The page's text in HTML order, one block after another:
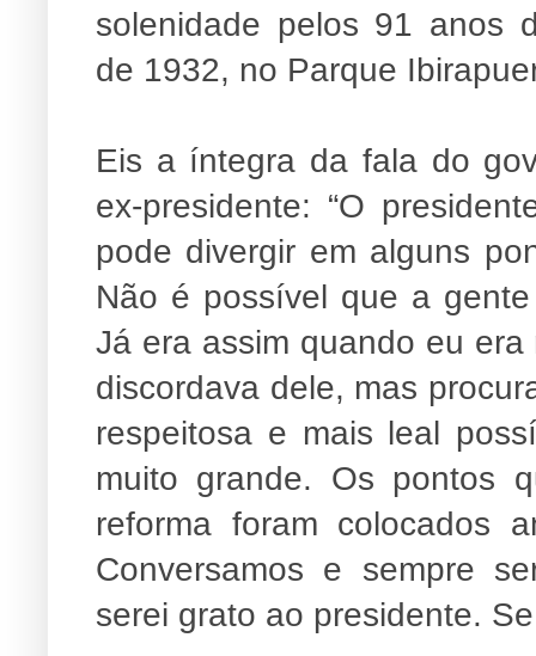
solenidade pelos 91 anos
de 1932, no Parque
Eis a íntegra da fala do
ex-presidente: “O
pode divergir em alguns
Não é possível que a
Já era assim quando eu
discordava dele, mas
respeitosa e mais leal
muito grande. Os pontos
reforma foram colocados
Conversamos e sempre
serei grato ao presidente.